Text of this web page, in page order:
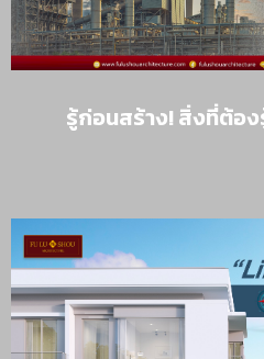
รู้ก่อนสร้าง! สิ่งที่ต้อง